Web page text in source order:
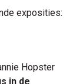
exposities:
Hopster
in de